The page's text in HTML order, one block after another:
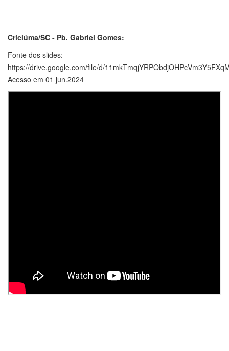
Criciúma/SC - Pb. Gabriel Gomes:
Fonte dos slides:
https://drive.google.com/file/d/
Acesso em 01 jun.2024